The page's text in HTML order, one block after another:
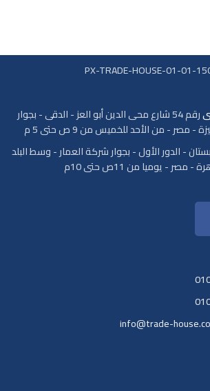
رقم 54 شارع محى الدين أبو العز - الدقى - بجوار
- مصر - من الأحد للخميس من 9 ص حتى 5 م
- الدور الأول - بجوار شركة العمار - وسط البلد
- مصر - يوميا من 11ص حتى 10م